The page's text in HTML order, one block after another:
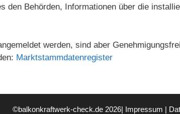
den Behörden, Informationen über die
werden, sind aber
Marktstammdatenregister
©balkonkraftwerk-check.de 2026| Impressum |